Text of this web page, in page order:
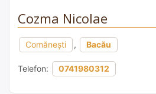
Cozma Nicolae
Comănești , Bacău
Telefon: 0741980312